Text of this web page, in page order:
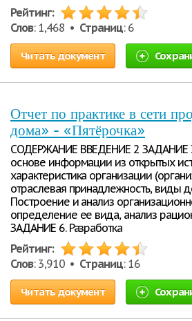
Рейтинг:
Слов: 1,468 • Страниц: 6
Читать документ
Отчет по практике в сети
дома» - «Пятёрочка»
СОДЕРЖАНИЕ ВВЕДЕНИЕ 2 ЗАДАНИЕ
основе информации из открытых
характеристика организации
отраслевая принадлежность, виды
Построение и анализ
определение ее вида, анализ
ЗАДАНИЕ 6. Разработка
Рейтинг:
Слов: 3,910 • Страниц: 16
Читать документ